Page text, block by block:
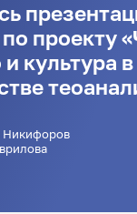
проекту
культура в
Никифоров